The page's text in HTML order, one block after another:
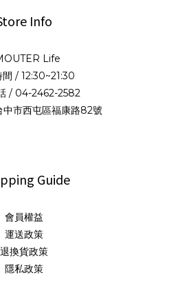
Info
Life
間 / 12:30~21:30
/ 04-2462-2582
中市西屯區福康路82號
Guide
會員權益
運送政策
退換貨政策
隱私政策